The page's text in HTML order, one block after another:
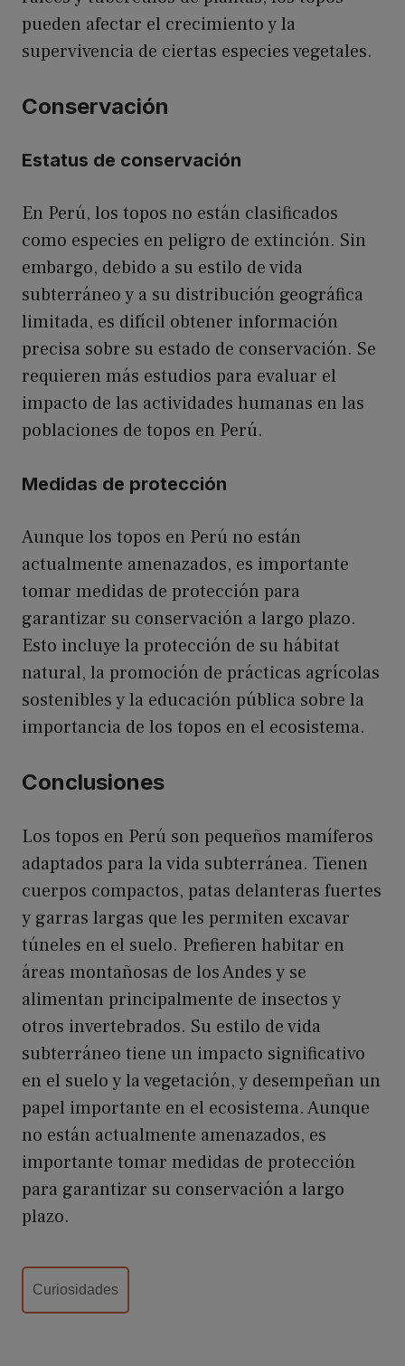
pueden afectar el crecimiento y la
supervivencia de ciertas especies vegetales.
Conservación
Estatus de conservación
En Perú, los topos no están clasificados
como especies en peligro de extinción. Sin
embargo, debido a su estilo de vida
subterráneo y a su distribución geográfica
limitada, es difícil obtener información
precisa sobre su estado de conservación. Se
requieren más estudios para evaluar el
impacto de las actividades humanas en las
poblaciones de topos en Perú.
Medidas de protección
Aunque los topos en Perú no están
actualmente amenazados, es importante
tomar medidas de protección para
garantizar su conservación a largo plazo.
Esto incluye la protección de su hábitat
natural, la promoción de prácticas agrícolas
sostenibles y la educación pública sobre la
importancia de los topos en el ecosistema.
Conclusiones
Los topos en Perú son pequeños mamíferos
adaptados para la vida subterránea. Tienen
cuerpos compactos, patas delanteras fuertes
y garras largas que les permiten excavar
túneles en el suelo. Prefieren habitar en
áreas montañosas de los Andes y se
alimentan principalmente de insectos y
otros invertebrados. Su estilo de vida
subterráneo tiene un impacto significativo
en el suelo y la vegetación, y desempeñan un
papel importante en el ecosistema. Aunque
no están actualmente amenazados, es
importante tomar medidas de protección
para garantizar su conservación a largo
plazo.
Categorías
Curiosidades